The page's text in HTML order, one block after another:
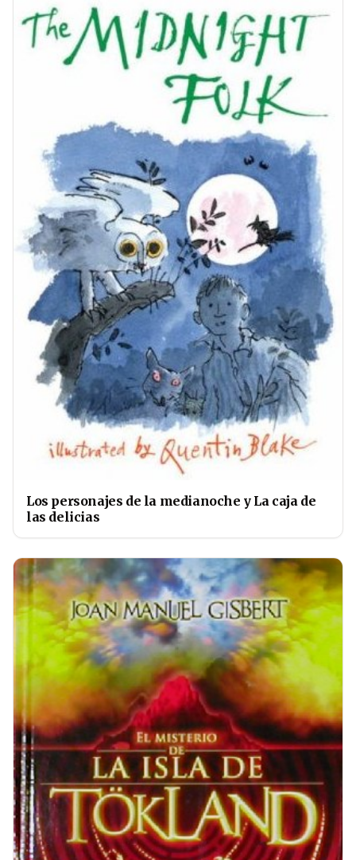
Los personajes de la medianoche y La caja de
las delicias